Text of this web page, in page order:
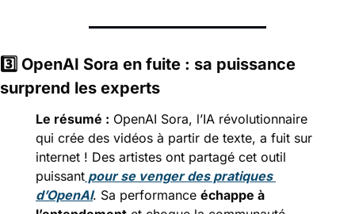
3️⃣ OpenAI Sora en fuite : sa puissance
surprend les experts
Le résumé : OpenAI Sora, l’IA révolutionnaire
qui crée des vidéos à partir de texte, a fuit sur
internet ! Des artistes ont partagé cet outil
puissant pour se venger des pratiques
d’OpenAI. Sa performance échappe à